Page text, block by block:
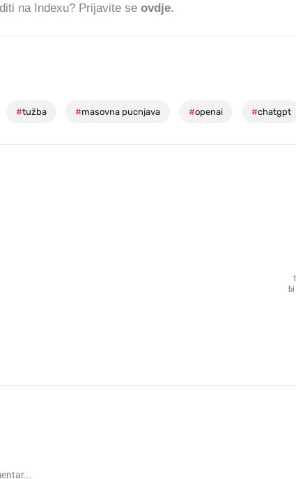
na Indexu? Prijavite se ovdje.
#tužba #masovna pucnjava #openai #chatgpt